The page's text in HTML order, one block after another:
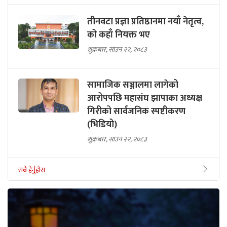
तीनवटा प्रज्ञा प्रतिष्ठानमा नयाँ नेतृत्व,
को कहाँ नियक्त भए
शुक्रबार, साउन २२, २०८३
सामाजिक सञ्जालमा लागेको
आरोपपछि महासंघ झापाका अध्यक्ष
गिरीको सार्वजनिक स्पष्टीकरण
(भिडियो)
शुक्रबार, साउन २२, २०८३
सबै हेर्नुहोस